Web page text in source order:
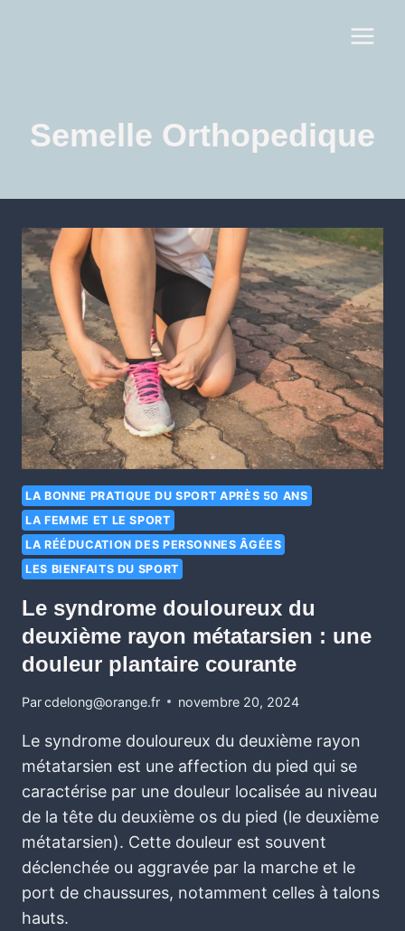
Semelle Orthopedique
LA BONNE PRATIQUE DU SPORT APRÈS 50 ANS
LA FEMME ET LE SPORT
LA RÉÉDUCATION DES PERSONNES ÂGÉES
LES BIENFAITS DU SPORT
Le syndrome douloureux du
deuxième rayon métatarsien : une
douleur plantaire courante
Parcdelong@orange.fr novembre 20, 2024
Le syndrome douloureux du deuxième rayon
métatarsien est une affection du pied qui se
caractérise par une douleur localisée au niveau
de la tête du deuxième os du pied (le deuxième
métatarsien). Cette douleur est souvent
déclenchée ou aggravée par la marche et le
port de chaussures, notamment celles à talons
hauts.